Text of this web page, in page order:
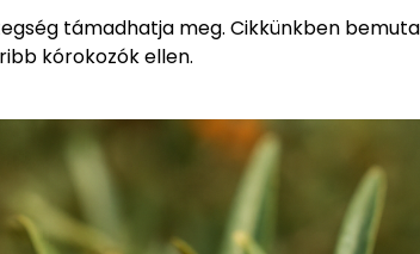
támadhatja meg. Cikkünkben
kórokozók ellen.